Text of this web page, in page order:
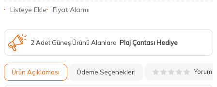
Listeye Ekle Fiyat Alarmı
2 Adet Güneş Ürünü Alanlara Plaj Çantası Hediye
Ürün Açıklaması Ödeme Seçenekleri Yorum